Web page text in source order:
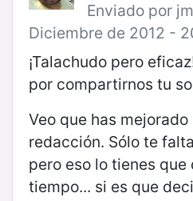
Enviado por
Diciembre de 2012 -
¡Talachudo pero
por compartirnos tu
Veo que has mejorado
redacción. Sólo te
pero eso lo tienes que
tiempo... si es que